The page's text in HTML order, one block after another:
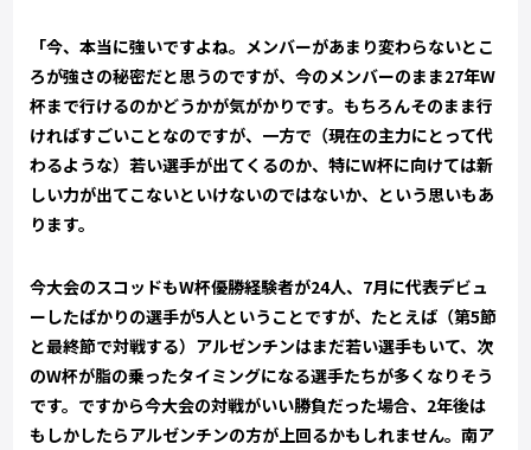
「今、本当に強いですよね。メンバーがあまり変わらないとこ
ろが強さの秘密だと思うのですが、今のメンバーのまま27年W
杯まで行けるのかどうかが気がかりです。もちろんそのまま行
ければすごいことなのですが、一方で（現在の主力にとって代
わるような）若い選手が出てくるのか、特にW杯に向けては新
しい力が出てこないといけないのではないか、という思いもあ
ります。
今大会のスコッドもW杯優勝経験者が24人、7月に代表デビュ
ーしたばかりの選手が5人ということですが、たとえば（第5節
と最終節で対戦する）アルゼンチンはまだ若い選手もいて、次
のW杯が脂の乗ったタイミングになる選手たちが多くなりそう
です。ですから今大会の対戦がいい勝負だった場合、2年後は
もしかしたらアルゼンチンの方が上回るかもしれません。南ア